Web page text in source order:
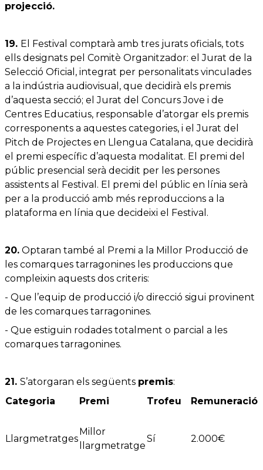
projecció.
19. El Festival comptarà amb tres jurats oficials, tots
ells designats pel Comitè Organitzador: el Jurat de la
Selecció Oficial, integrat per personalitats vinculades
a la indústria audiovisual, que decidirà els premis
d’aquesta secció; el Jurat del Concurs Jove i de
Centres Educatius, responsable d’atorgar els premis
corresponents a aquestes categories, i el Jurat del
Pitch de Projectes en Llengua Catalana, que decidirà
el premi específic d’aquesta modalitat. El premi del
públic presencial serà decidit per les persones
assistents al Festival. El premi del públic en línia serà
per a la producció amb més reproduccions a la
plataforma en línia que decideixi el Festival.
20. Optaran també al Premi a la Millor Producció de
les comarques tarragonines les produccions que
compleixin aquests dos criteris:
- Que l’equip de producció i/o direcció sigui provinent
de les comarques tarragonines.
- Que estiguin rodades totalment o parcial a les
comarques tarragonines.
21. S’atorgaran els següents premis:
Categoria
Premi Trofeu Remuneració
Llargmetratges
Millor
llargmetratge
Sí 2.000€